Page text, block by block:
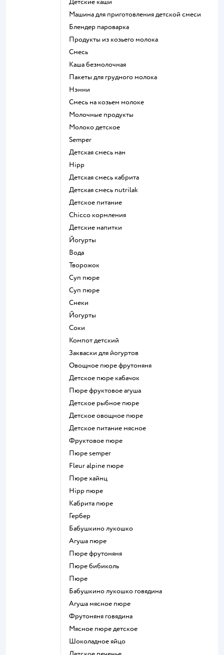
машина для приготовления детской смеси
блендер пароварка
продукты из козьего молока
смесь
каша безмолочная
пакеты для грудного молока
нэнни
смесь на козьем молоке
молочные продукты
молоко детское
semper
детская смесь нан
hipp
детская смесь кабрита
детская смесь nutrilak
детское питание
chicco кормления
детские напитки
йогурты
Вода
творожок
суп пюре
суп пюре
Снеки
йогурты
Соки
компот детский
Закваски для йогуртов
овощное пюре фрутоняня
детское пюре кабачок
пюре фруктовое агуша
детское рыбное пюре
детское овощное пюре
детское питание мясное
фруктовое пюре
пюре semper
fleur alpine пюре
пюре хайнц
hipp пюре
кабрита пюре
гербер
бабушкино лукошко
агуша пюре
пюре фрутоняня
пюре бибиколь
пюре
бабушкино лукошко говядина
агуша мясное пюре
фрутоняня говядина
мясное пюре детское
шоколадное яйцо